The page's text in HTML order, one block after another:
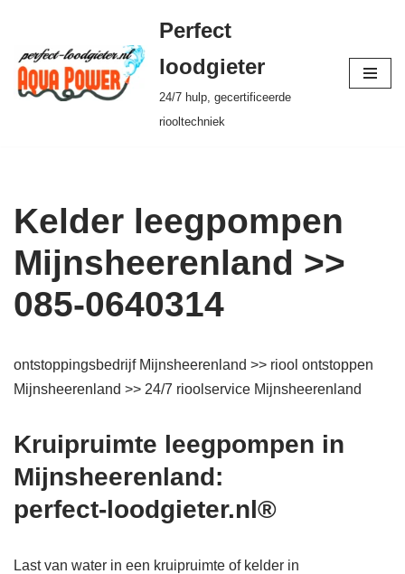
Ga
naar
de
Perfect
loodgieter
24/7 hulp, gecertificeerde
riooltechniek
Kelder leegpompen
Mijnsheerenland >>
085-0640314
ontstoppingsbedrijf Mijnsheerenland >> riool ontstoppen
Mijnsheerenland >> 24/7 rioolservice Mijnsheerenland
Kruipruimte leegpompen in
Mijnsheerenland:
perfect-loodgieter.nl®
Last van water in een kruipruimte of kelder in